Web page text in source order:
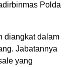
Polda
diangkat dalam
Jabatannya
yang